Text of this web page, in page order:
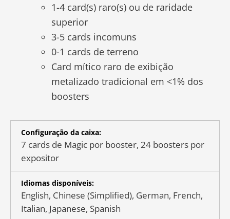
1-4 card(s) raro(s) ou de raridade
superior
3-5 cards incomuns
0-1 cards de terreno
Card mítico raro de exibição
metalizado tradicional em <1% dos
boosters
Configuração da caixa:
7 cards de Magic por booster, 24 boosters por
expositor
Idiomas disponíveis:
English, Chinese (Simplified), German, French,
Italian, Japanese, Spanish